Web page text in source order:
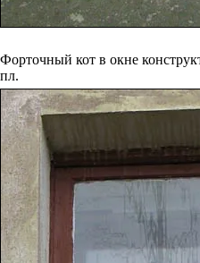
Форточный кот в окне
пл.